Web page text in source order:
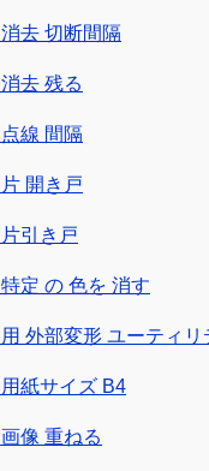
去 切断間隔
去 残る
線 間隔
開き戸
引き戸
定 の 色を 消す
外部変形 ユーティリ
紙サイズ B4
像 重ねる